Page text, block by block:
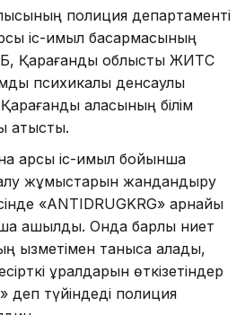
полиция департаменті
іс-қимыл басқармасының
Қарағанды облыстық ЖИТС
психикалық денсаулық
қаласының білім
қатысты.
қарсы іс-қимыл бойынша
жұмыстарын жандандыру
«ANTIDRUGKRG» арнайы
ашылды. Онда барлық ниет
қызметімен таныса алады,
құралдарын өткізетіндер
деп түйіндеді полиция